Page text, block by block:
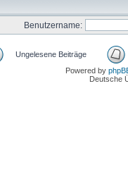
Benutzername:
Ungelesene Beiträge
Powered by
Deutsche